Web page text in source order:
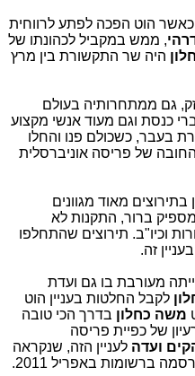
הוט הפכה לפתע לרווחית
, ממש במקביל לכהונתו של
היה שר התקשורת בין מרץ
גם ממתחרותיה בעולם
כנסת וגם מעוד אנשי מקצוע
בעבר, כשכולם פנו והחלו
של פריסה אוניברסלית
בתירוצים מאוד מגוונים
ברור, התקנות לא
וכיו"ב. תירוצים שהתחלפו
זה.
מעורבת בו גם ועדת
לקבל החלטות בעניין הוט
משה כחלון בדרך הכי טובה
של כפיית פריסה
ועדה לעניין הזה, שנקראה
ברשומות באפריל 2011.